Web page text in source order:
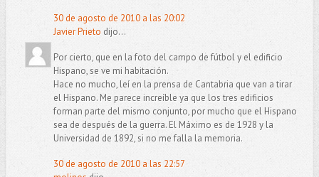
30 de agosto de 2010 a las 20:02
Javier Prieto dijo...
Por cierto, que en la foto del campo de fútbol y el edificio
Hispano, se ve mi habitación.
Hace no mucho, leí en la prensa de Cantabria que van a tirar
el Hispano. Me parece increíble ya que los tres edificios
forman parte del mismo conjunto, por mucho que el Hispano
sea de después de la guerra. El Máximo es de 1928 y la
Universidad de 1892, si no me falla la memoria.
30 de agosto de 2010 a las 22:57